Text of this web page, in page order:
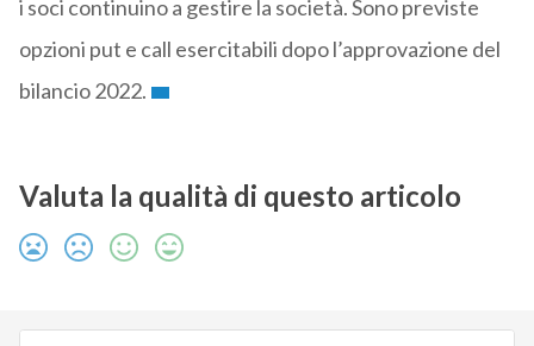
i soci continuino a gestire la società. Sono previste
opzioni put e call esercitabili dopo l’approvazione del
bilancio 2022.
Valuta la qualità di questo articolo